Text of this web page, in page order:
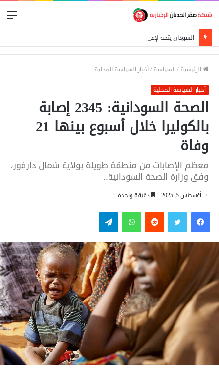
الرئيسية /السياسة /أخبار السياسة المحلية
أخبار السياسة المحلية
الصحة السودانية: 2345 إصابة
بالكوليرا خلال أسبوع بينها 21
وفاة‎
معظم الإصابات من منطقة طويلة بولاية شمال دارفور،
وفق وزارة الصحة السودانية..
أغسطس 5, 2025 دقيقة واحدة
فيسبوكتويتر واتساب تيلقرام